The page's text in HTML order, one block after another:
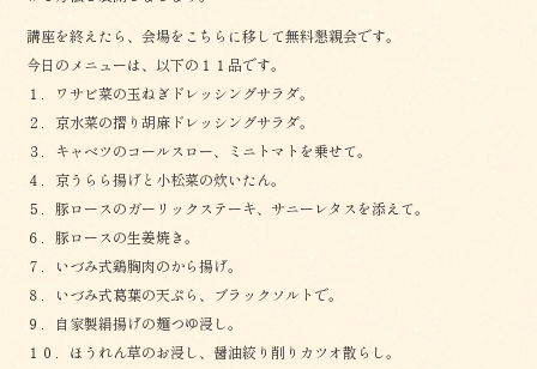
講座を終えたら、会場をこちらに移して無料懇親会です。
今日のメニューは、以下の１１品です。
１．ワサビ菜の玉ねぎドレッシングサラダ。
２．京水菜の摺り胡麻ドレッシングサラダ。
３．キャベツのコールスロー、ミニトマトを乗せて。
４．京うらら揚げと小松菜の炊いたん。
５．豚ロースのガーリックステーキ、サニーレタスを添えて。
６．豚ロースの生姜焼き。
７．いづみ式鶏胸肉のから揚げ。
８．いづみ式葛葉の天ぷら、ブラックソルトで。
９．自家製絹揚げの麺つゆ浸し。
１０．ほうれん草のお浸し、醤油絞り削りカツオ散らし。